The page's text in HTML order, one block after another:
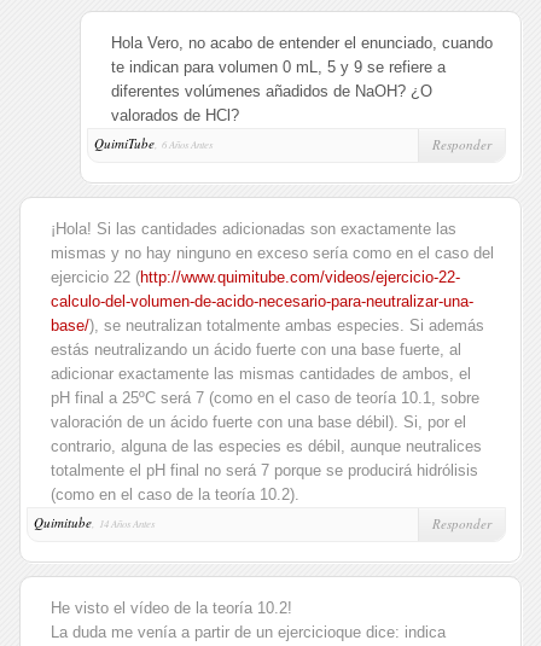
Hola Vero, no acabo de entender el enunciado, cuando
te indican para volumen 0 mL, 5 y 9 se refiere a
diferentes volúmenes añadidos de NaOH? ¿O
valorados de HCl?
QuimiTube, 6 Años Antes Responder
¡Hola! Si las cantidades adicionadas son exactamente las
mismas y no hay ninguno en exceso sería como en el caso del
ejercicio 22 (http://www.quimitube.com/videos/ejercicio-22-
calculo-del-volumen-de-acido-necesario-para-neutralizar-una-
base/), se neutralizan totalmente ambas especies. Si además
estás neutralizando un ácido fuerte con una base fuerte, al
adicionar exactamente las mismas cantidades de ambos, el
pH final a 25ºC será 7 (como en el caso de teoría 10.1, sobre
valoración de un ácido fuerte con una base débil). Si, por el
contrario, alguna de las especies es débil, aunque neutralices
totalmente el pH final no será 7 porque se producirá hidrólisis
(como en el caso de la teoría 10.2).
Quimitube, 14 Años Antes Responder
He visto el vídeo de la teoría 10.2!
La duda me venía a partir de un ejercicioque dice: indica